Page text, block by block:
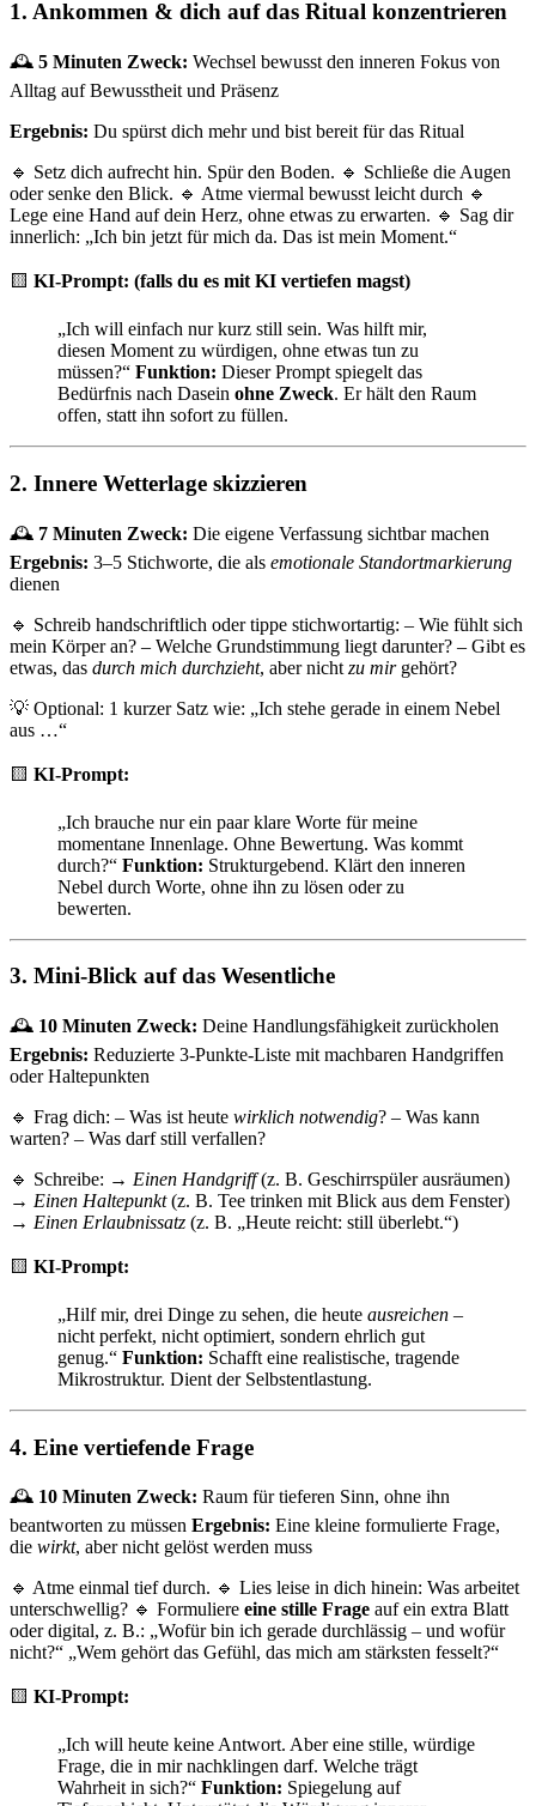
1. Ankommen & dich auf das Ritual konzentrieren
🕰 5 Minuten Zweck: Wechsel bewusst den inneren Fokus von
Alltag auf Bewusstheit und Präsenz
Ergebnis: Du spürst dich mehr und bist bereit für das Ritual
🔹 Setz dich aufrecht hin. Spür den Boden. 🔹 Schließe die Augen
oder senke den Blick. 🔹 Atme viermal bewusst leicht durch 🔹
Lege eine Hand auf dein Herz, ohne etwas zu erwarten. 🔹 Sag dir
innerlich: „Ich bin jetzt für mich da. Das ist mein Moment.“
🟨 KI-Prompt: (falls du es mit KI vertiefen magst)
„Ich will einfach nur kurz still sein. Was hilft mir,
diesen Moment zu würdigen, ohne etwas tun zu
müssen?“ Funktion: Dieser Prompt spiegelt das
Bedürfnis nach Dasein ohne Zweck. Er hält den Raum
offen, statt ihn sofort zu füllen.
2. Innere Wetterlage skizzieren
🕰 7 Minuten Zweck: Die eigene Verfassung sichtbar machen
Ergebnis: 3–5 Stichworte, die als emotionale Standortmarkierung
dienen
🔹 Schreib handschriftlich oder tippe stichwortartig: – Wie fühlt sich
mein Körper an? – Welche Grundstimmung liegt darunter? – Gibt es
etwas, das durch mich durchzieht, aber nicht zu mirgehört?
💡 Optional: 1 kurzer Satz wie: „Ich stehe gerade in einem Nebel
aus …“
🟨 KI-Prompt:
„Ich brauche nur ein paar klare Worte für meine
momentane Innenlage. Ohne Bewertung. Was kommt
durch?“ Funktion: Strukturgebend. Klärt den inneren
Nebel durch Worte, ohne ihn zu lösen oder zu
bewerten.
3. Mini-Blick auf das Wesentliche
🕰 10 Minuten Zweck: Deine Handlungsfähigkeit zurückholen
Ergebnis: Reduzierte 3-Punkte-Liste mit machbaren Handgriffen
oder Haltepunkten
🔹 Frag dich: – Was ist heute wirklich notwendig? – Was kann
warten? – Was darf still verfallen?
🔹 Schreibe: → Einen Handgriff(z. B. Geschirrspüler ausräumen)
→ Einen Haltepunkt(z. B. Tee trinken mit Blick aus dem Fenster)
→ Einen Erlaubnissatz (z. B. „Heute reicht: still überlebt.“)
🟨 KI-Prompt:
„Hilf mir, drei Dinge zu sehen, die heute ausreichen –
nicht perfekt, nicht optimiert, sondern ehrlich gut
genug.“ Funktion: Schafft eine realistische, tragende
Mikrostruktur. Dient der Selbstentlastung.
4. Eine vertiefende Frage
🕰 10 Minuten Zweck: Raum für tieferen Sinn, ohne ihn
beantworten zu müssen Ergebnis: Eine kleine formulierte Frage,
die wirkt, aber nicht gelöst werden muss
🔹 Atme einmal tief durch. 🔹 Lies leise in dich hinein: Was arbeitet
unterschwellig? 🔹 Formuliere eine stille Frage auf ein extra Blatt
oder digital, z. B.: „Wofür bin ich gerade durchlässig – und wofür
nicht?“ „Wem gehört das Gefühl, das mich am stärksten fesselt?“
🟨 KI-Prompt:
„Ich will heute keine Antwort. Aber eine stille, würdige
Frage, die in mir nachklingen darf. Welche trägt
Wahrheit in sich?“ Funktion: Spiegelung auf